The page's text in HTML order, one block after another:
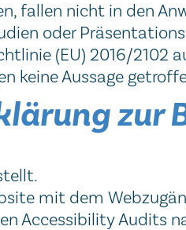
fallen nicht in den
oder
(EU) 2016/
keine Aussage
zur
mit dem
Accessibility Audits